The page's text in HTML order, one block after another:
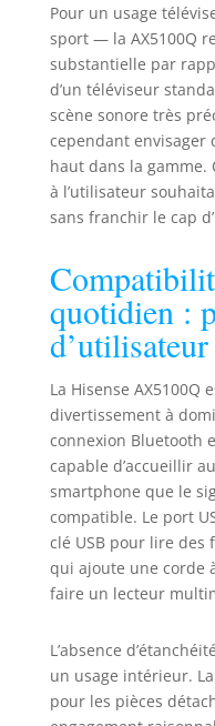
Pour un usage
sport — la AX5100Q
substantielle par
d’un téléviseur
scène sonore très
cependant envisager
haut dans la gamme.
à l’utilisateur
sans franchir le cap
quotidien :
La Hisense AX5100Q
divertissement à
connexion Bluetooth
capable d’accueillir
smartphone que le
compatible. Le port
clé USB pour lire des
qui ajoute une corde
faire un lecteur
L’absence
un usage intérieur.
pour les pièces